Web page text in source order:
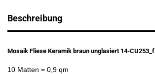
Beschreibung
Mosaik Fliese Keramik braun unglasiert 14-CU253_f
10 Matten = 0,9 qm